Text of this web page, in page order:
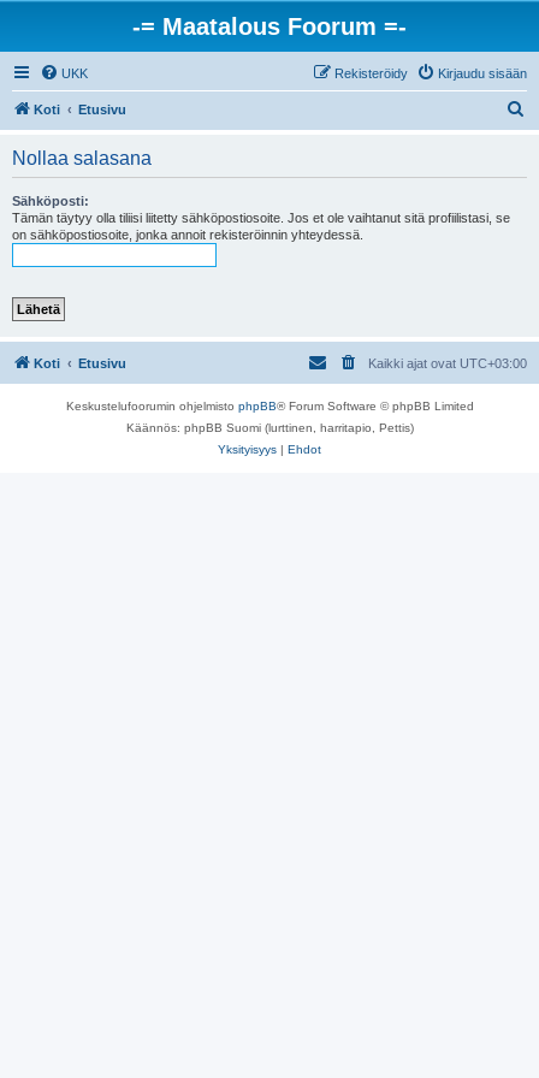
-= Maatalous Foorum =-
UKK Kirjaudu sisään
Rekisteröidy
Koti Etusivu
Nollaa salasana
Sähköposti:
Tämän täytyy olla tiliisi liitetty sähköpostiosoite. Jos et ole vaihtanut sitä profiilistasi, se
on sähköpostiosoite, jonka annoit rekisteröinnin yhteydessä.
Koti Etusivu Kaikki ajat ovat UTC+03:00
Keskustelufoorumin ohjelmisto phpBB® Forum Software © phpBB Limited
Käännös: phpBB Suomi (lurttinen, harritapio, Pettis)
Yksityisyys | Ehdot